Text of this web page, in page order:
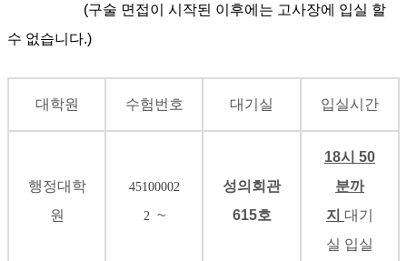
(구술 면접이 시작된 이후에는 고사장에 입실 할
수 없습니다.)
대학원 수험번호 대기실 입실시간
행정대학
원
45100002
2 ~
성의회관
615호
18시 50
분까
지 대기
실 입실